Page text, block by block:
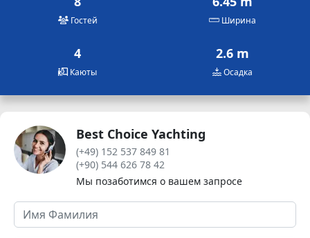
Гостей Ширина
4
Каюты
2.6 m
Осадка
Best Choice Yachting
(+49) 152 537 849 81
(+90) 544 626 78 42
Мы позаботимся о вашем запросе